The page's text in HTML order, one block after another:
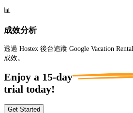
📊
成效分析
透過 Hostex 後台追蹤 Google Vacation
成效。
Enjoy a 15-day
trial today!
Get Started